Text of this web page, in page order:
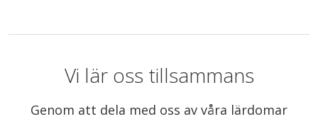
Vi lär oss tillsammans
Genom att dela med oss av våra lärdomar